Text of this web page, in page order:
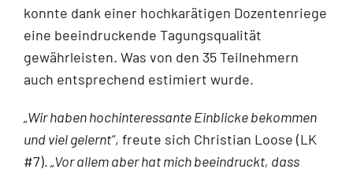
konnte dank einer hochkarätigen Dozentenriege
eine beeindruckende Tagungsqualität
gewährleisten. Was von den 35 Teilnehmern
auch entsprechend estimiert wurde.
„Wir haben hochinteressante Einblicke bekommen
und viel gelernt“, freute sich Christian Loose (LK
#7).„Vor allem aber hat mich beeindruckt, dass